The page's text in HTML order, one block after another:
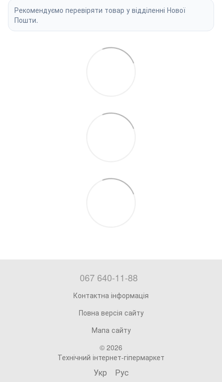
Рекомендуємо перевіряти товар у відділенні Нової
Пошти.
067 640-11-88
Контактна інформація
Повна версія сайту
Мапа сайту
© 2026
Технічний інтернет-гіпермаркет
Укр Рус